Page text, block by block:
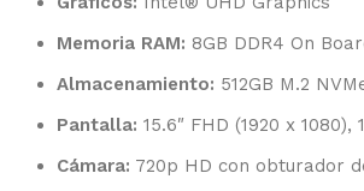
Memoria RAM: 8GB DDR4 On
Almacenamiento: 512GB M.2
Pantalla: 15.6″ FHD (1920 x 1080),
Cámara: 720p HD con obturador